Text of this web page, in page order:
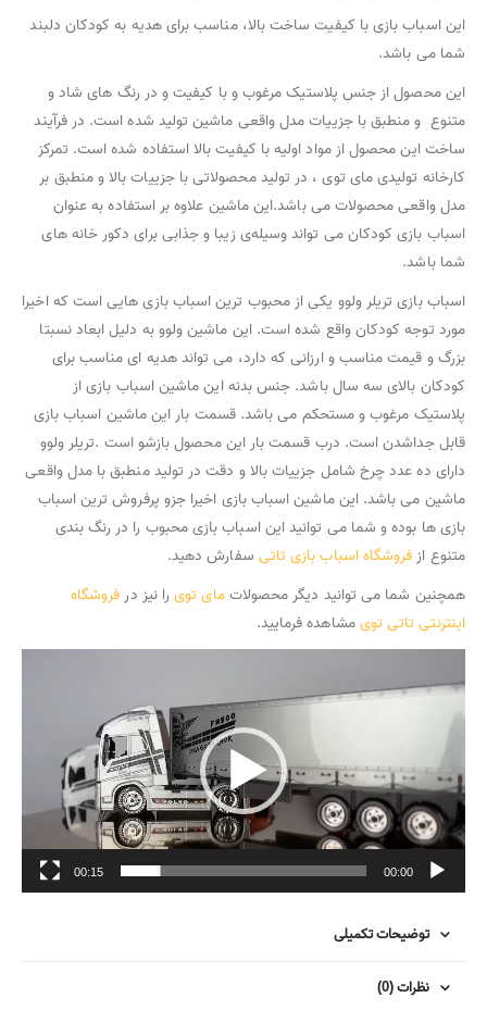
این اسباب بازی با کیفیت ساخت بالا، مناسب برای هدیه به کودکان دلبند
شما می باشد.
این محصول از جنس پلاستیک مرغوب و با کیفیت و در رنگ های شاد و
متنوع و منطبق با جزییات مدل واقعی ماشین تولید شده است. در فرآیند
ساخت این محصول از مواد اولیه با کیفیت بالا استفاده شده است. تمرکز
کارخانه تولیدی مای توی ، در تولید محصولاتی با جزییات بالا و منطبق بر
مدل واقعی محصولات می باشد.این ماشین علاوه بر استفاده به عنوان
اسباب بازی کودکان می تواند وسیله‌ی زیبا و جذابی برای دکور خانه های
شما باشد.
اسباب بازی تریلر ولوو یکی از محبوب ترین اسباب بازی هایی است که اخیرا
مورد توجه کودکان واقع شده است. این ماشین ولوو به دلیل ابعاد نسبتا
بزرگ و قیمت مناسب و ارزانی که دارد، می تواند هدیه ای مناسب برای
کودکان بالای سه سال باشد. جنس بدنه این ماشین اسباب بازی از
پلاستیک مرغوب و مستحکم می باشد. قسمت بار این ماشین اسباب بازی
قابل جداشدن است. درب قسمت بار این محصول بازشو است .تریلر ولوو
دارای ده عدد چرخ شامل جزییات بالا و دقت در تولید منطبق با مدل واقعی
ماشین می باشد. این ماشین اسباب بازی اخیرا جزو پرفروش ترین اسباب
بازی ها بوده و شما می توانید این اسباب بازی محبوب را در رنگ بندی
متنوع ازفروشگاه اسباب بازی تاتی سفارش دهید.
همچنین شما می توانید دیگر محصولاتمای تویرا نیز درفروشگاه
اینترنتی تاتی تویمشاهده فرمایید.
ویدیو
00:00
00:15
توضیحات تکمیلی
نظرات (0)